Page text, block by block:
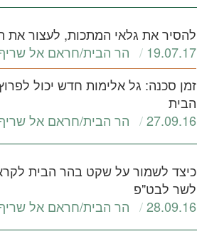
להסיר את גלאי המתכות, לעצור את
19.07.17
הר הבית/חראם אל
זמן סכנה: גל אלימות חדש יכול
הבית
27.09.16
הר הבית/חראם אל
כיצד לשמור על שקט בהר הבית
לשר לבט"פ
28.09.16
הר הבית/חראם אל